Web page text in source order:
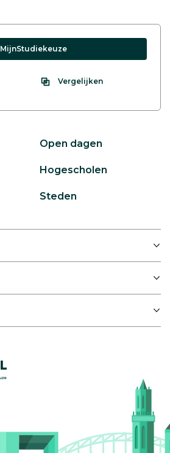
MijnStudiekeuze
Vergelijken
Open dagen
Hogescholen
Steden